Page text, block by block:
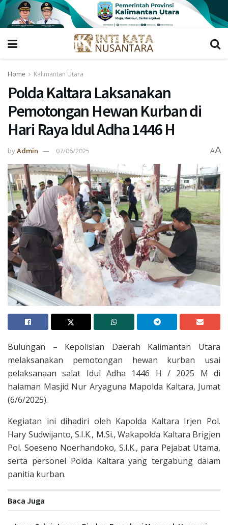
Home Kalimantan Utara
Polda Kaltara Laksanakan
Pemotongan Hewan Kurban di
Hari Raya Idul Adha 1446 H
byAdmin 07/06/2025 AA
Bulungan – Kepolisian Daerah Kalimantan Utara
melaksanakan pemotongan hewan kurban usai
pelaksanaan salat Idul Adha 1446 H / 2025 M di
halaman Masjid Nur Aryaguna Mapolda Kaltara, Jumat
(6/6/2025).
Kegiatan ini dihadiri oleh Kapolda Kaltara Irjen Pol.
Hary Sudwijanto, S.I.K., M.Si., Wakapolda Kaltara Brigjen
Pol. Soeseno Noerhandoko, S.I.K., para Pejabat Utama,
serta personel Polda Kaltara yang tergabung dalam
panitia kurban.
Baca Juga